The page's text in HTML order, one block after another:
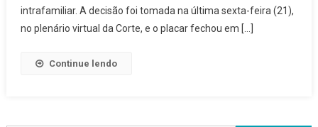
Ser
Aplicada
Casais
intrafamiliar. A decisão foi tomada na última sexta-feira (21),
no plenário virtual da Corte, e o placar fechou em […]
Continue lendo